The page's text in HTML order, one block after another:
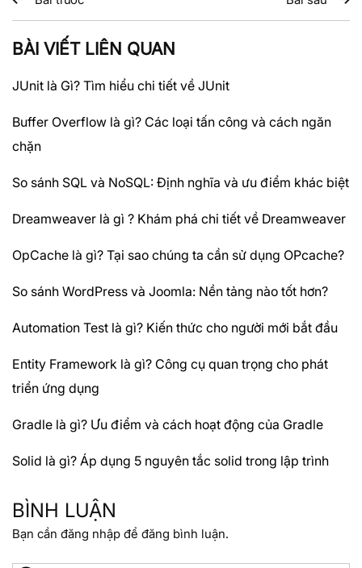
BÀI VIẾT LIÊN QUAN
JUnit là Gì? Tìm hiểu chi tiết về JUnit
Buffer Overflow là gì? Các loại tấn công và cách ngăn
chặn
So sánh SQL và NoSQL: Định nghĩa và ưu điểm khác biệt
Dreamweaver là gì ? Khám phá chi tiết về Dreamweaver
OpCache là gì? Tại sao chúng ta cần sử dụng OPcache?
So sánh WordPress và Joomla: Nền tảng nào tốt hơn?
Automation Test là gì? Kiến thức cho người mới bắt đầu
Entity Framework là gì? Công cụ quan trọng cho phát
triển ứng dụng
Gradle là gì? Ưu điểm và cách hoạt động của Gradle
Solid là gì? Áp dụng 5 nguyên tắc solid trong lập trình
BÌNH LUẬN
Bạn cần đăng nhập để đăng bình luận.